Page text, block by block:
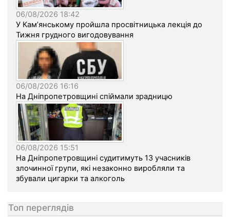
06/08/2026 18:42
У Кам’янському пройшла просвітницька лекція до
Тижня грудного вигодовування
06/08/2026 16:16
На Дніпропетровщині спіймали зрадницю
06/08/2026 15:51
На Дніпропетровщині судитимуть 13 учасників
злочинної групи, які незаконно виробляли та
збували цигарки та алкоголь
Топ переглядів